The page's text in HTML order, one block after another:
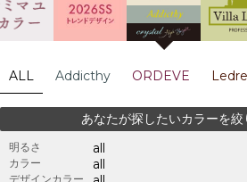
ALL Addicthy ORDEVE
あなたが探したいカラーを絞
明るさ all
カラー all
デザインカラー